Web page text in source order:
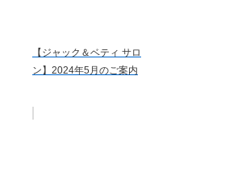
【ジャック＆ベティ サロ
ン】2024年5月のご案内